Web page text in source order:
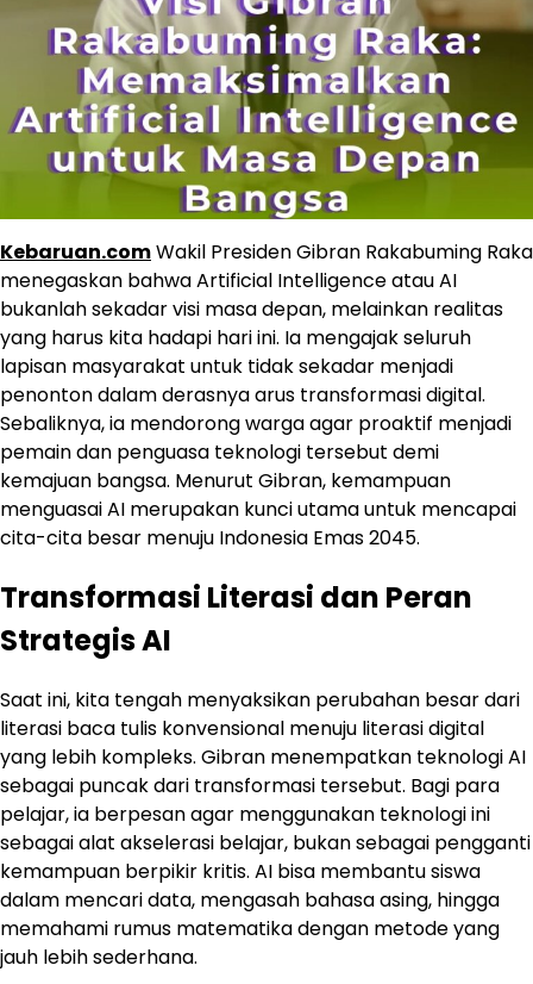
Kebaruan.comWakil Presiden Gibran Rakabuming Raka
menegaskan bahwa Artificial Intelligence atau AI
bukanlah sekadar visi masa depan, melainkan realitas
yang harus kita hadapi hari ini. Ia mengajak seluruh
lapisan masyarakat untuk tidak sekadar menjadi
penonton dalam derasnya arus transformasi digital.
Sebaliknya, ia mendorong warga agar proaktif menjadi
pemain dan penguasa teknologi tersebut demi
kemajuan bangsa. Menurut Gibran, kemampuan
menguasai AI merupakan kunci utama untuk mencapai
cita-cita besar menuju Indonesia Emas 2045.
Transformasi Literasi dan Peran
Strategis AI
Saat ini, kita tengah menyaksikan perubahan besar dari
literasi baca tulis konvensional menuju literasi digital
yang lebih kompleks. Gibran menempatkan teknologi AI
sebagai puncak dari transformasi tersebut. Bagi para
pelajar, ia berpesan agar menggunakan teknologi ini
sebagai alat akselerasi belajar, bukan sebagai pengganti
kemampuan berpikir kritis. AI bisa membantu siswa
dalam mencari data, mengasah bahasa asing, hingga
memahami rumus matematika dengan metode yang
jauh lebih sederhana.